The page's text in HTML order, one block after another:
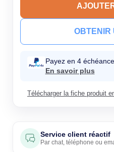
OBTENIR
Payez en 4
En savoir plus
Télécharger la fiche produit
Service client réactif
Par chat, téléphone ou